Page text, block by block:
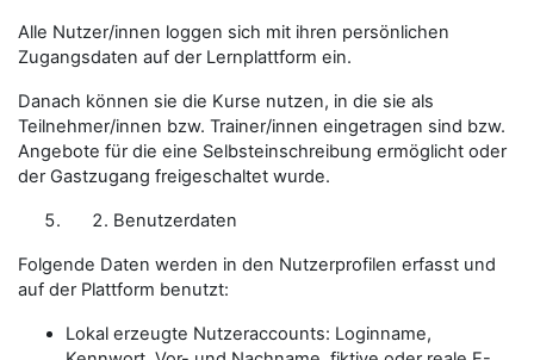
Alle Nutzer/innen loggen sich mit ihren persönlichen
Zugangsdaten auf der Lernplattform ein.
Danach können sie die Kurse nutzen, in die sie als
Teilnehmer/innen bzw. Trainer/innen eingetragen sind bzw.
Angebote für die eine Selbsteinschreibung ermöglicht oder
der Gastzugang freigeschaltet wurde.
Benutzerdaten
Folgende Daten werden in den Nutzerprofilen erfasst und
auf der Plattform benutzt:
Lokal erzeugte Nutzeraccounts: Loginname,